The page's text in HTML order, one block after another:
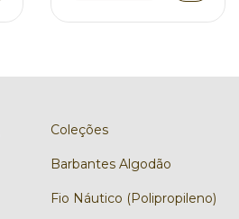
Coleções
Barbantes Algodão
Fio Náutico (Polipropileno)